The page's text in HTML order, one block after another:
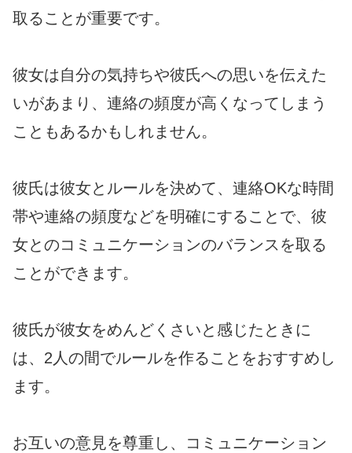
取ることが重要です。
彼女は自分の気持ちや彼氏への思いを伝えた
いがあまり、連絡の頻度が高くなってしまう
こともあるかもしれません。
彼氏は彼女とルールを決めて、連絡OKな時間
帯や連絡の頻度などを明確にすることで、彼
女とのコミュニケーションのバランスを取る
ことができます。
彼氏が彼女をめんどくさいと感じたときに
は、2人の間でルールを作ることをおすすめし
ます。
お互いの意見を尊重し、コミュニケーション